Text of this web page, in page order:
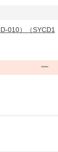
010）（SYCD1